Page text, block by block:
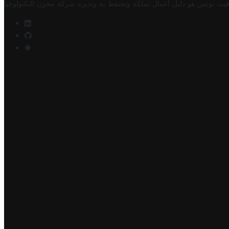
تونس هو دليل أعمال تملكه وتحتفظ به وتديره شركة مخزن التكنولوجيا